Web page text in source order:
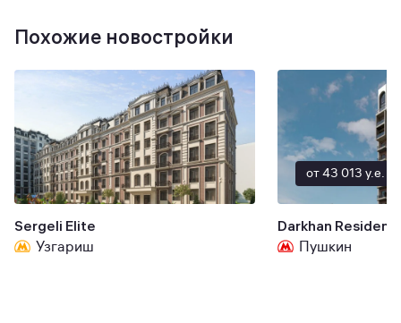
Похожие новостройки
Sergeli Elite
Узгариш
от 43 013 y.e.
Darkhan
Пушкин